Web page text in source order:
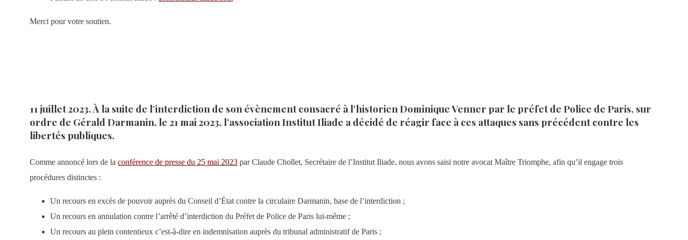
Merci pour votre soutien.
11 juillet 2023.À la suite de l’interdiction de son évènement consacré à l’historien Dominique Venner par le préfet de Police de Paris, sur
ordre de Gérald Darmanin, le 21 mai 2023, l’association Institut Iliade a décidé de réagir face à ces attaques sans précédent contre les
libertés publiques.
Comme annoncé lors de la conférence de presse du 25 mai 2023 par Claude Chollet, Secrétaire de l’Institut Iliade, nous avons saisi notre avocat Maître Triomphe, afin qu’il engage trois
procédures distinctes :
Un recours en excès de pouvoir auprès du Conseil d’État contre la circulaire Darmanin, base de l’interdiction ;
Un recours en annulation contre l’arrêté d’interdiction du Préfet de Police de Paris lui-même ;
Un recours au plein contentieux c’est-à-dire en indemnisation auprès du tribunal administratif de Paris ;